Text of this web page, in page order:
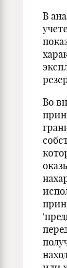
В
Во